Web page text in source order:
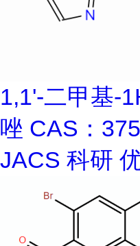
1,1'-二甲基-
唑 CAS：
JACS 科研